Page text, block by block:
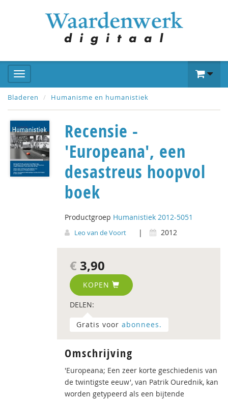
Bladeren Humanisme en humanistiek
Recensie -
'Europeana', een
desastreus hoopvol
boek
Productgroep Humanistiek 2012-5051
Leo van de Voort | 2012
€ 3,90
KOPEN
DELEN:
Gratis voor abonnees.
Omschrijving
'Europeana; Een zeer korte geschiedenis van
de twintigste eeuw', van Patrik Ourednik, kan
worden getypeerd als een bijtende